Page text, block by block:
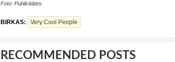
Foto: Publicitātes
BIRKAS: Very Cool People
RECOMMENDED POSTS